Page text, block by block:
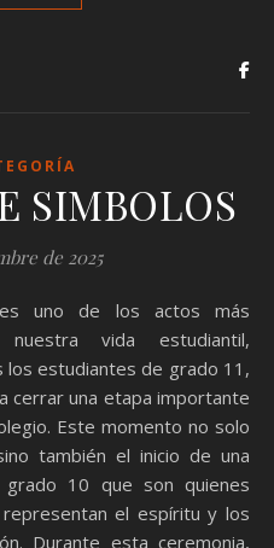
SIMBOLOS
de 2025
vida estudiantil,
estudiantes de grado 11,
cerrar una etapa importante
Este momento no solo
también el inicio de una
10 que son quienes
el espíritu y los
Durante esta ceremonia,